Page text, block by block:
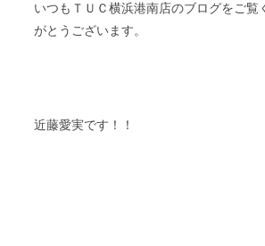
いつも ＴＵＣ横浜港南店のブログをご覧
がとうございます。
近藤愛実です！！